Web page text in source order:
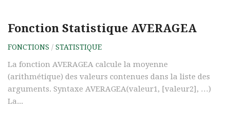
Fonction Statistique AVERAGEA
FONCTIONS / STATISTIQUE
La fonction AVERAGEA calcule la moyenne
(arithmétique) des valeurs contenues dans la liste des
arguments. Syntaxe AVERAGEA(valeur1, [valeur2], …)
La...